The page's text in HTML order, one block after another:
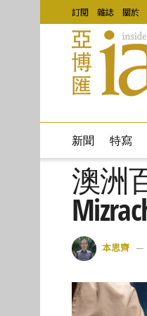
訂閱 雜誌 關於
新聞 特寫
澳洲
本思齊